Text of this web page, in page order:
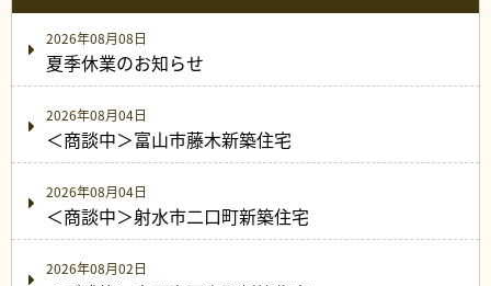
2026年08月08日
夏季休業のお知らせ
2026年08月04日
＜商談中＞富山市藤木新築住宅
2026年08月04日
＜商談中＞射水市二口町新築住宅
2026年08月02日